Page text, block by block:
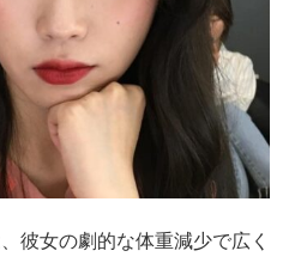
彼女の劇的な体重減少で広く